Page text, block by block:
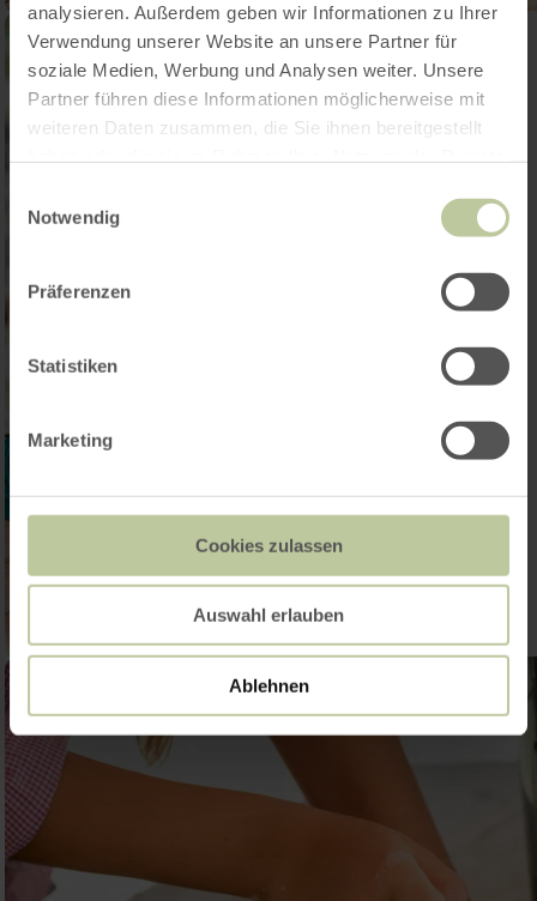
analysieren. Außerdem geben wir Informationen zu Ihrer
Verwendung unserer Website an unsere Partner für
soziale Medien, Werbung und Analysen weiter. Unsere
Partner führen diese Informationen möglicherweise mit
weiteren Daten zusammen, die Sie ihnen bereitgestellt
Notwendig
Präferenzen
Statistiken
Marketing
Cookies zulassen
Auswahl erlauben
Ablehnen